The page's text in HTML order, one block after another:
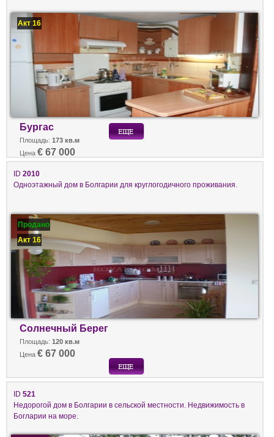
Акт 16
Бургас
Площадь: 173 кв.м
Цена € 67 000
ID 2010
Одноэтажный дом в Болгарии для круглогодичного проживания.
Продано
Акт 16
Солнечный Берег
Площадь: 120 кв.м
Цена € 67 000
ID 521
Недорогой дом в Болгарии в сельской местности. Недвижимость в
Богларии на море.